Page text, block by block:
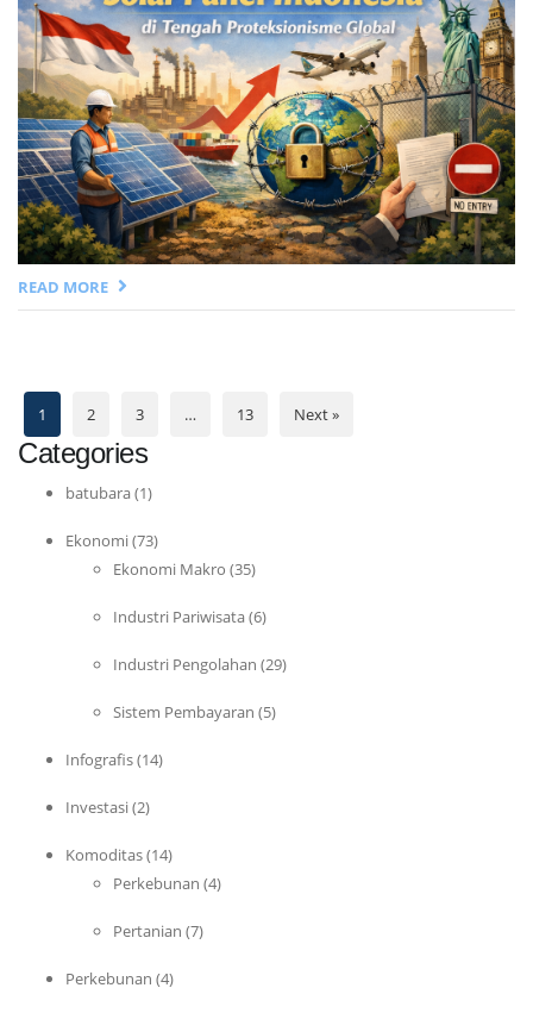
READ MORE
1 2 3 … 13 Next »
Categories
batubara(1)
Ekonomi(73)
Ekonomi Makro (35)
Industri Pariwisata(6)
Industri Pengolahan (29)
Sistem Pembayaran (5)
Infografis(14)
Investasi(2)
Komoditas(14)
Perkebunan (4)
Pertanian (7)
Perkebunan (4)